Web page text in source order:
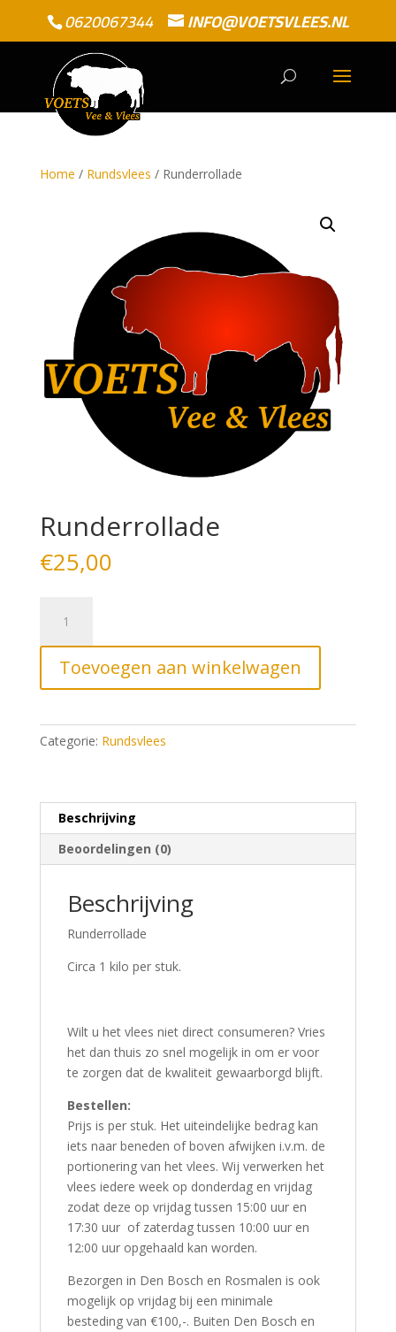
0620067344 INFO@VOETSVLEES.NL
Home / Rundsvlees / Runderrollade
Runderrollade
€25,00
aantal
Toevoegen aan winkelwagen
Categorie: Rundsvlees
Beschrijving
Beoordelingen (0)
Beschrijving
Runderrollade
Circa 1 kilo per stuk.
Wilt u het vlees niet direct consumeren? Vries
het dan thuis zo snel mogelijk in om er voor
te zorgen dat de kwaliteit gewaarborgd blijft.
Bestellen:
Prijs is per stuk. Het uiteindelijke bedrag kan
iets naar beneden of boven afwijken i.v.m. de
portionering van het vlees. Wij verwerken het
vlees iedere week op donderdag en vrijdag
zodat deze op vrijdag tussen 15:00 uur en
17:30 uur of zaterdag tussen 10:00 uur en
12:00 uur opgehaald kan worden.
Bezorgen in Den Bosch en Rosmalen is ook
mogelijk op vrijdag bij een minimale
besteding van €100,-. Buiten Den Bosch en